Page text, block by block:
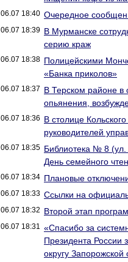
06.07 18:40 Очередное
06.07 18:39 В Мурманске
серию краж
06.07 18:38 Полицейскими
«Банка приколов»
06.07 18:37 В Терском районе в
опьянения,
06.07 18:36 В столице
руководителей
06.07 18:35 Библиотека № 8
День семейного
06.07 18:34 Плановые
06.07 18:33 Ссылки на
06.07 18:32 Второй этап
06.07 18:31 «Спасибо за
Президента России
округу Запорожской